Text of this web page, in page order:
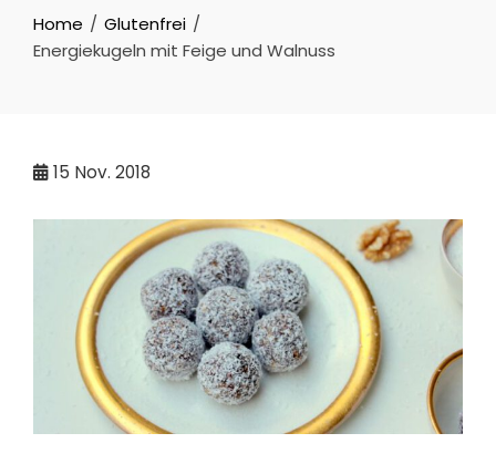
Home
Glutenfrei
Energiekugeln mit Feige und Walnuss
15 Nov. 2018